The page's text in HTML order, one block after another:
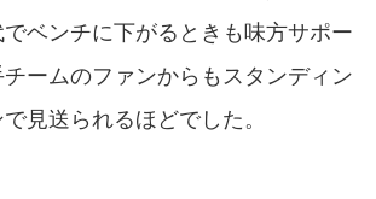
ベンチに下がるときも味方サポー
ームのファンからもスタンディン
見送られるほどでした。